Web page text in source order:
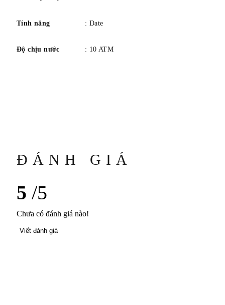
Tính năng : Date
Độ chịu nước : 10 ATM
ĐÁNH GIÁ
5 /5
Chưa có đánh giá nào!
Viết đánh giá